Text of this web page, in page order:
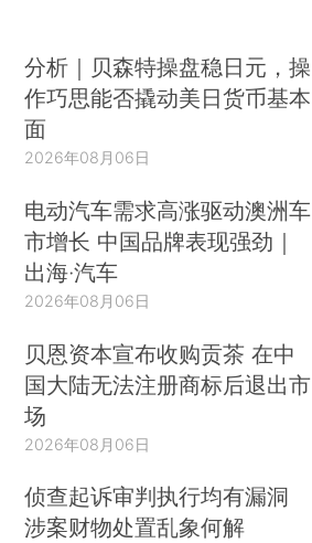
分析｜贝森特操盘稳日元，操
作巧思能否撬动美日货币基本
面
2026年08月06日
电动汽车需求高涨驱动澳洲车
市增长 中国品牌表现强劲｜
出海·汽车
2026年08月06日
贝恩资本宣布收购贡茶 在中
国大陆无法注册商标后退出市
场
2026年08月06日
侦查起诉审判执行均有漏洞
涉案财物处置乱象何解